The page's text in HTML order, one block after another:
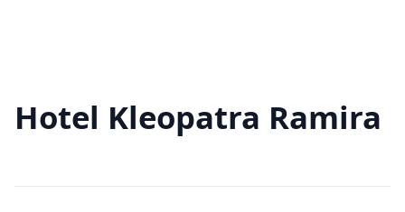
Hotel Kleopatra Ramira